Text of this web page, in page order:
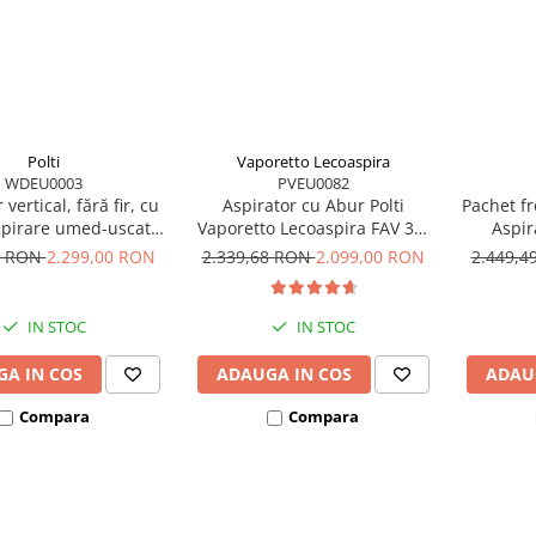
Polti
WDEU0003
vertical, fără fir, cu
umed-uscată,
21,6 V, aspirare
WD30C
RON2.299,00 RON
IN STOC
IN COS
Compara
Vaporetto Lecoaspira
PVEU0082
Aspirator cu Abur Polti
Vaporetto Lecoaspira FAV 30,
2450 W, Functie
Apa, Alb
2.339,68 RON2.099,00 RON
IN STOC
ADAUGA IN COS
Compara
Pachet